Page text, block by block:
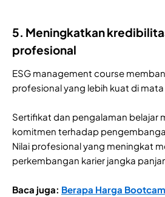
5. Meningkatkan
profesional
ESG management course
profesional yang lebih kuat di mata
Sertifikat dan pengalaman belajar
komitmen terhadap
Nilai profesional yang meningkat
perkembangan karier jangka
Baca juga: Berapa Harga